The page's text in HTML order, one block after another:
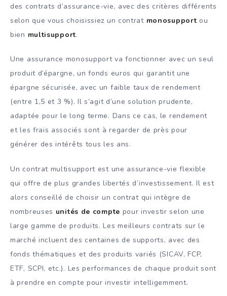
des contrats d’assurance-vie, avec des critères différents
selon que vous choisissiez un contrat monosupport ou
bien multisupport.
Une assurance monosupport va fonctionner avec un seul
produit d’épargne, un fonds euros qui garantit une
épargne sécurisée, avec un faible taux de rendement
(entre 1,5 et 3 %). Il s’agit d’une solution prudente,
adaptée pour le long terme. Dans ce cas, le rendement
et les frais associés sont à regarder de près pour
générer des intérêts tous les ans.
Un contrat multisupport est une assurance-vie flexible
qui offre de plus grandes libertés d’investissement. Il est
alors conseillé de choisir un contrat qui intègre de
nombreuses unités de compte pour investir selon une
large gamme de produits. Les meilleurs contrats sur le
marché incluent des centaines de supports, avec des
fonds thématiques et des produits variés (SICAV, FCP,
ETF, SCPI, etc.). Les performances de chaque produit sont
à prendre en compte pour investir intelligemment.